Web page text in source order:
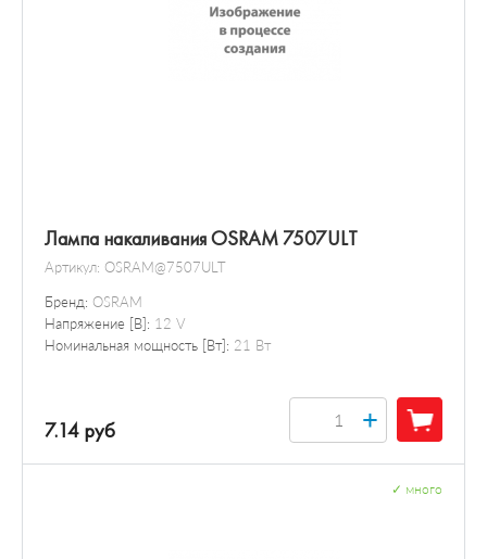
Лампа накаливания OSRAM 7507ULT
Артикул: OSRAM@7507ULT
Бренд: OSRAM
Напряжение [В]: 12 V
Номинальная мощность [Вт]: 21 Вт
7.14 руб +
много